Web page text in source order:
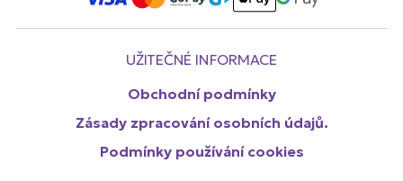
UŽITEČNÉ INFORMACE
Obchodní podmínky
Zásady zpracování osobních údajů.
Podmínky používání cookies